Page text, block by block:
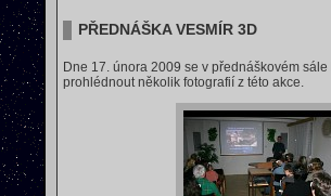
PŘEDNÁŠKA VESMÍR 3D
Dne 17. února 2009 se v přednáškovém
prohlédnout několik fotografií z této akce.